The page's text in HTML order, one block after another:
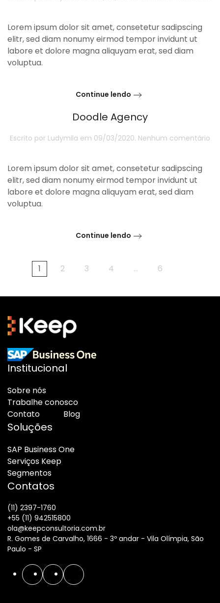
Lorem ipsum dolor sit amet, consetetur sadipscing
elitr, sed diam nonumy eirmod tempor invidunt ut
labore et dolore magna aliquyam erat, sed diam
voluptua.
Continue lendo
Doodle Agency
Escrito por Ludymila em 09/03/2020. Nenhum comentário
Lorem ipsum dolor sit amet, consetetur sadipscing
elitr, sed diam nonumy eirmod tempor invidunt ut
labore et dolore magna aliquyam erat, sed diam
voluptua.
Continue lendo
1 2 3 4 … 6
Institucional
Sobre nós
Trabalhe conosco
Contato
Blog
Soluções
SAP Business One
Serviços Keep
Segmentos
Contatos
(11) 2397-1760
+55 (11) 942515800
ola@keepconsultoria.com.br
R. Gomes de Carvalho, 1666 - 3º andar - Vila Olímpia, São
Paulo - SP